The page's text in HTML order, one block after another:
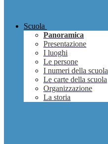
Scuola
Panoramica
Presentazione
I luoghi
Le persone
I numeri della scuola
Le carte della scuola
Organizzazione
La storia